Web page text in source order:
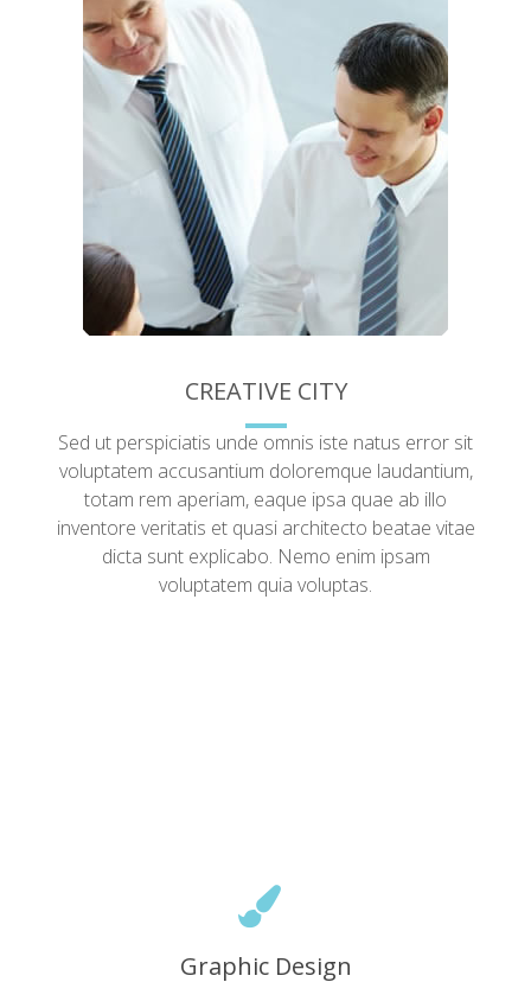
CREATIVE CITY
Sed ut perspiciatis unde omnis iste natus error sit
voluptatem accusantium doloremque laudantium,
totam rem aperiam, eaque ipsa quae ab illo
inventore veritatis et quasi architecto beatae vitae
dicta sunt explicabo. Nemo enim ipsam
voluptatem quia voluptas.
Graphic Design